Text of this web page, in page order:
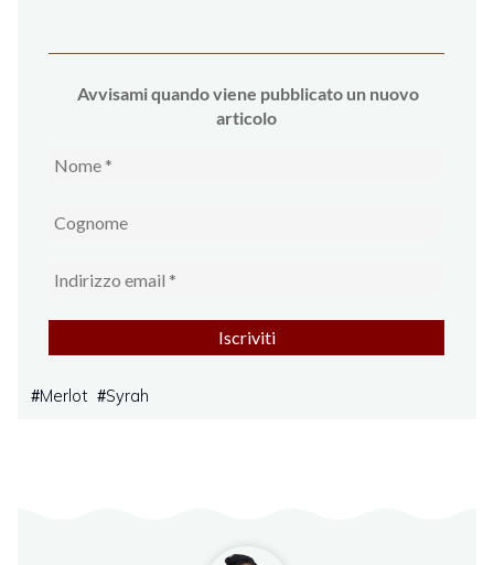
Avvisami quando viene pubblicato un nuovo
articolo
#Merlot #Syrah